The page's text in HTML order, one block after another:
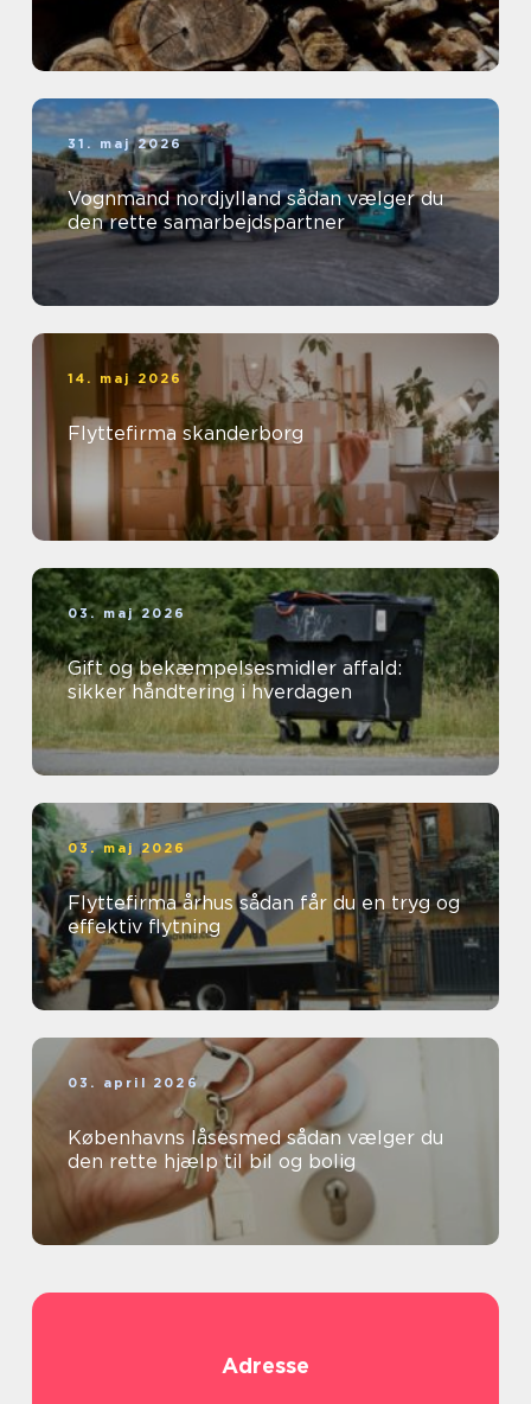
31. maj 2026
Vognmand nordjylland sådan vælger du
den rette samarbejdspartner
14. maj 2026
Flyttefirma skanderborg
03. maj 2026
Gift og bekæmpelsesmidler affald:
sikker håndtering i hverdagen
03. maj 2026
Flyttefirma århus sådan får du en tryg og
effektiv flytning
03. april 2026
Københavns låsesmed sådan vælger du
den rette hjælp til bil og bolig
Adresse